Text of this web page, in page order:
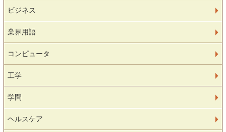
ビジネス
業界用語
コンピュータ
工学
学問
ヘルスケア